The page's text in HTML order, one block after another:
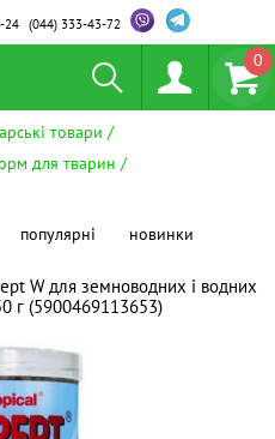
24 (044)333-43-72
0
товари
для тварин
популярні новинки
W для земноводних і водних
г (5900469113653)